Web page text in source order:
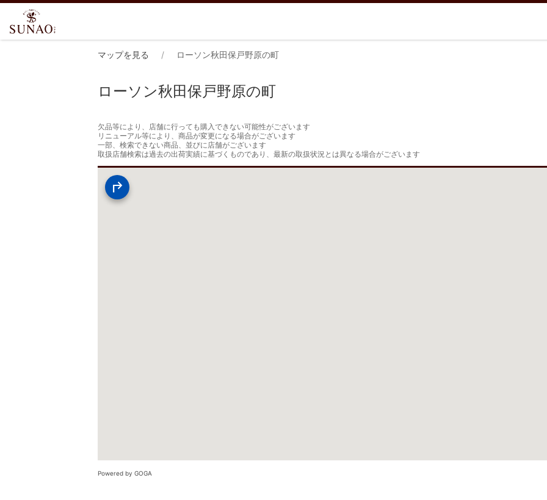
マップを見る ローソン秋田保戸野原の町
ローソン秋田保戸野原の町
欠品等により、店舗に行っても購入できない可能性がございます
リニューアル等により、商品が変更になる場合がございます
一部、検索できない商品、並びに店舗がございます
取扱店舗検索は過去の出荷実績に基づくものであり、最新の取扱状況とは異なる場合がございます
Powered by GOGA